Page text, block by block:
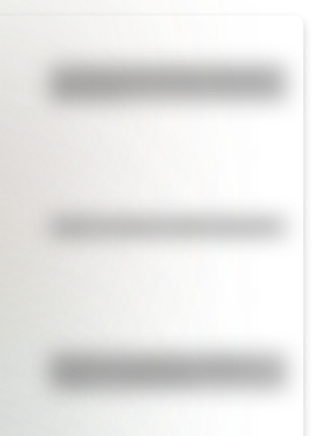
Bandera de Bolivia: historia,